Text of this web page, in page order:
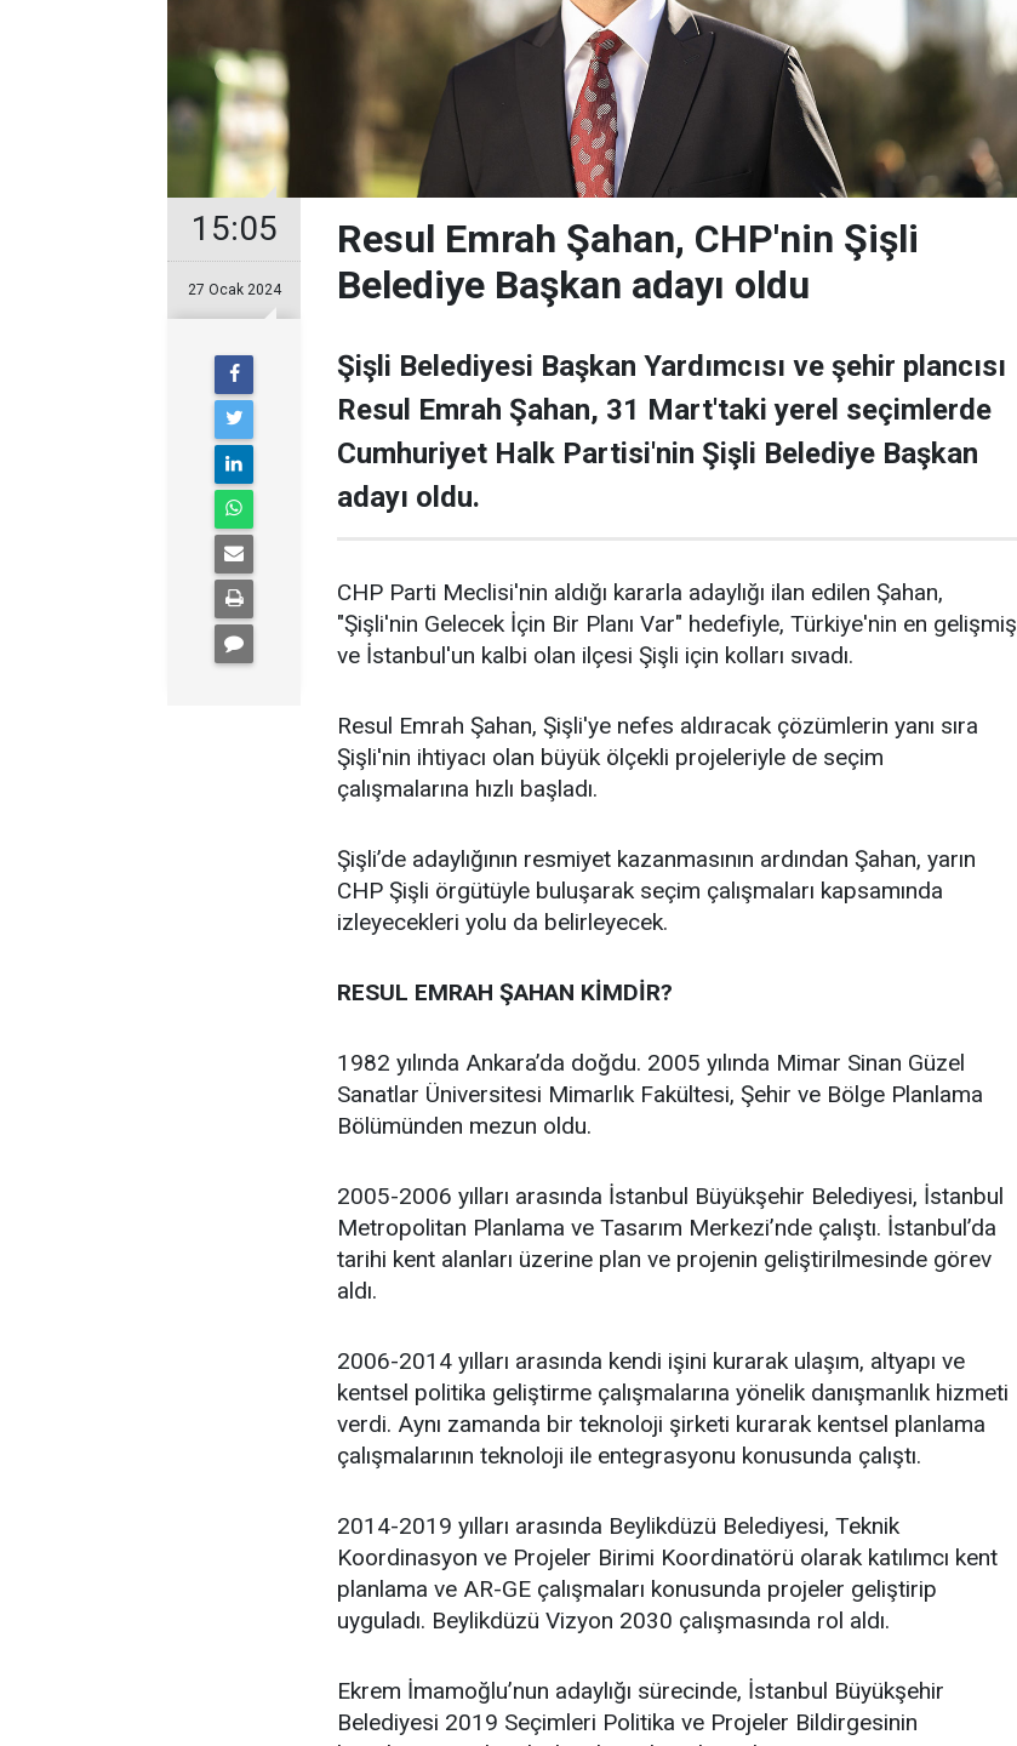
15:05
27 Ocak 2024
Resul Emrah Şahan, CHP'nin Şişli
Belediye Başkan adayı oldu
Şişli Belediyesi Başkan Yardımcısı ve şehir plancısı
Resul Emrah Şahan, 31 Mart'taki yerel seçimlerde
Cumhuriyet Halk Partisi'nin Şişli Belediye Başkan
adayı oldu.
CHP Parti Meclisi'nin aldığı kararla adaylığı ilan edilen Şahan,
"Şişli'nin Gelecek İçin Bir Planı Var" hedefiyle, Türkiye'nin en gelişmiş
ve İstanbul'un kalbi olan ilçesi Şişli için kolları sıvadı.
Resul Emrah Şahan, Şişli'ye nefes aldıracak çözümlerin yanı sıra
Şişli'nin ihtiyacı olan büyük ölçekli projeleriyle de seçim
çalışmalarına hızlı başladı.
Şişli’de adaylığının resmiyet kazanmasının ardından Şahan, yarın
CHP Şişli örgütüyle buluşarak seçim çalışmaları kapsamında
izleyecekleri yolu da belirleyecek.
RESUL EMRAH ŞAHAN KİMDİR?
1982 yılında Ankara’da doğdu. 2005 yılında Mimar Sinan Güzel
Sanatlar Üniversitesi Mimarlık Fakültesi, Şehir ve Bölge Planlama
Bölümünden mezun oldu.
2005-2006 yılları arasında İstanbul Büyükşehir Belediyesi, İstanbul
Metropolitan Planlama ve Tasarım Merkezi’nde çalıştı. İstanbul’da
tarihi kent alanları üzerine plan ve projenin geliştirilmesinde görev
aldı.
2006-2014 yılları arasında kendi işini kurarak ulaşım, altyapı ve
kentsel politika geliştirme çalışmalarına yönelik danışmanlık hizmeti
verdi. Aynı zamanda bir teknoloji şirketi kurarak kentsel planlama
çalışmalarının teknoloji ile entegrasyonu konusunda çalıştı.
2014-2019 yılları arasında Beylikdüzü Belediyesi, Teknik
Koordinasyon ve Projeler Birimi Koordinatörü olarak katılımcı kent
planlama ve AR-GE çalışmaları konusunda projeler geliştirip
uyguladı. Beylikdüzü Vizyon 2030 çalışmasında rol aldı.
Ekrem İmamoğlu’nun adaylığı sürecinde, İstanbul Büyükşehir
Belediyesi 2019 Seçimleri Politika ve Projeler Bildirgesinin